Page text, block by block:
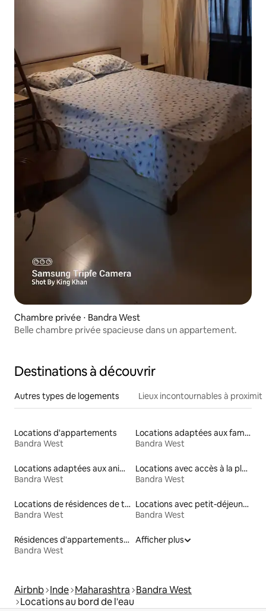
Chambre privée ⋅ Bandra West
Belle chambre privée spacieuse dans un appartement.
Destinations à découvrir
Autres types de logements Lieux incontournables à
Locations d'appartements
Bandra West
Locations adaptées aux familles
Bandra West
Locations adaptées aux animaux
Bandra West
Locations avec accès à la plage
Bandra West
Locations de résidences de tourisme
Bandra West
Locations avec petit-déjeuner
Bandra West
Résidences d'appartements en location
Bandra West
Afficher plus
Airbnb Inde Maharashtra Bandra West
Locations au bord de l'eau